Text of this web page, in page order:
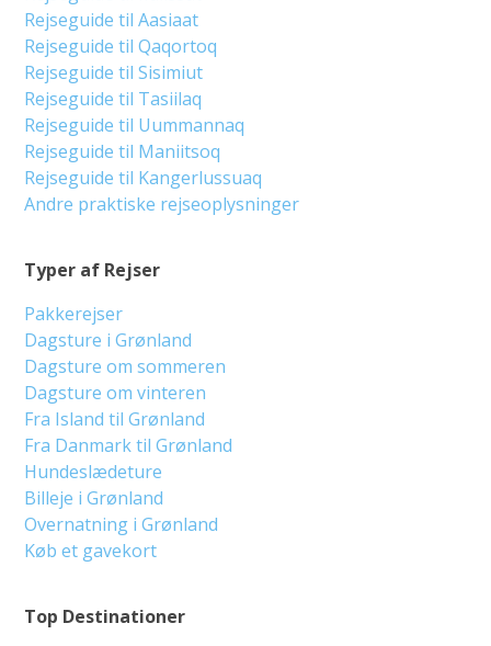
Top Destinationer
Typer af Rejser
Pakkerejser
Dagsture i Grønland
Dagsture om sommeren
Dagsture om vinteren
Fra Island til Grønland
Fra Danmark til Grønland
Hundeslædeture
Billeje i Grønland
Overnatning i Grønland
Køb et gavekort
Rejseguide til Aasiaat
Rejseguide til Qaqortoq
Rejseguide til Sisimiut
Rejseguide til Tasiilaq
Rejseguide til Uummannaq
Rejseguide til Maniitsoq
Rejseguide til Kangerlussuaq
Andre praktiske rejseoplysninger